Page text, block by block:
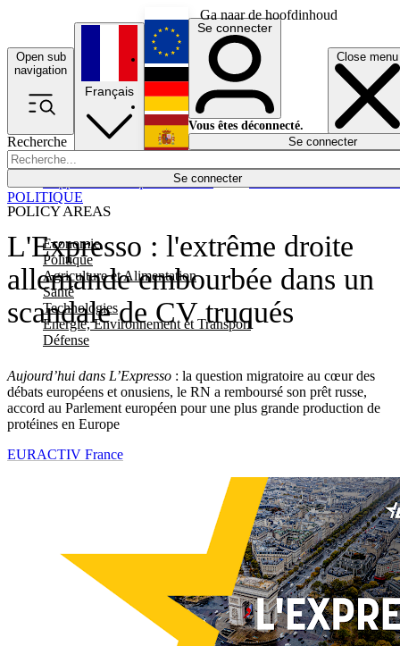
Ga naar de hoofdinhoud
Open sub
navigation
Close menu
Recherche
Se connecter
POLICY AREAS
Economie
Politique
Agriculture et Alimentation
Santé
Technologies
Energie, Environnement et Transport
Défense
Économie
Français
English
Deutsch
Español
Se connecter
Vous êtes déconnecté.
Se connecter
L'Expresso : l'extrême droite
allemande embourbée dans un
scandale de CV truqués
Aujourd’hui dans L’Expresso : la question migratoire au cœur des
débats européens et onusiens, le RN a remboursé son prêt russe,
accord au Parlement européen pour une plus grande production de
protéines en Europe
POLITIQUE
EURACTIV France